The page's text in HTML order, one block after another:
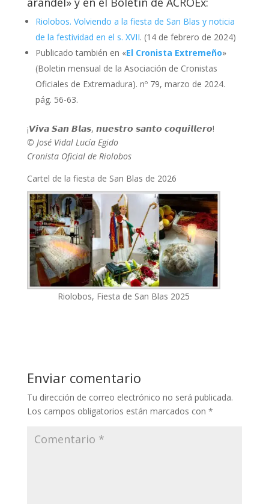
Riolobos. Volviendo a la fiesta de San Blas y noticia
de la festividad en el s. XVII. (14 de febrero de 2024)
Publicado también en «El Cronista Extremeño»
(Boletin mensual de la Asociación de Cronistas
Oficiales de Extremadura). nº 79, marzo de 2024.
pág. 56-63.
¡𝙑𝙞𝙫𝙖 𝙎𝙖𝙣 𝘽𝙡𝙖𝙨, 𝙣𝙪𝙚𝙨𝙩𝙧𝙤 𝙨𝙖𝙣𝙩𝙤 𝙘𝙤𝙦𝙪𝙞𝙡𝙡𝙚𝙧𝙤!
© José Vidal Lucía Egido
Cronista Oficial de Riolobos
Cartel de la fiesta de San Blas de 2026
Riolobos, Fiesta de San Blas 2025
Enviar comentario
Tu dirección de correo electrónico no será publicada.
Los campos obligatorios están marcados con *